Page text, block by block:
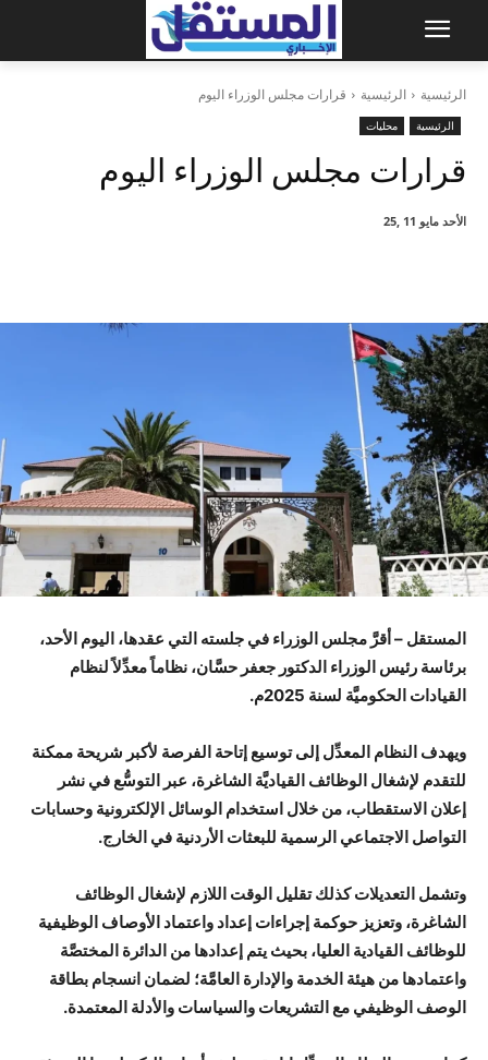
الرئيسية الرئيسية قرارات مجلس الوزراء اليوم
الرئيسية محليات
قرارات مجلس الوزراء اليوم
الأحد مايو 11 ,25
المستقل – أقرَّ مجلس الوزراء في جلسته التي عقدها، اليوم الأحد،
برئاسة رئيس الوزراء الدكتور جعفر حسَّان، نظاماً معدِّلاً لنظام
القيادات الحكوميَّة لسنة 2025م.
ويهدف النظام المعدِّل إلى توسيع إتاحة الفرصة لأكبر شريحة ممكنة
للتقدم لإشغال الوظائف القياديَّة الشاغرة، عبر التوسُّع في نشر
إعلان الاستقطاب، من خلال استخدام الوسائل الإلكترونية وحسابات
التواصل الاجتماعي الرسمية للبعثات الأردنية في الخارج.
وتشمل التعديلات كذلك تقليل الوقت اللازم لإشغال الوظائف
الشاغرة، وتعزيز حوكمة إجراءات إعداد واعتماد الأوصاف الوظيفية
للوظائف القيادية العليا، بحيث يتم إعدادها من الدائرة المختصَّة
واعتمادها من هيئة الخدمة والإدارة العامَّة؛ لضمان انسجام بطاقة
الوصف الوظيفي مع التشريعات والسياسات والأدلة المعتمدة.